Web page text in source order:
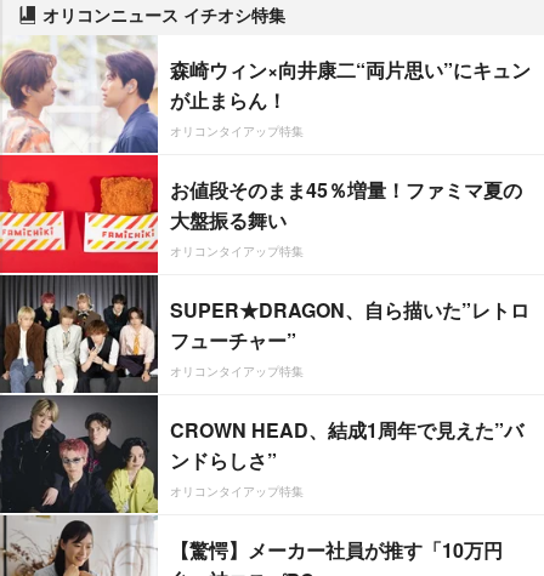
オリコンニュース イチオシ特集
森崎ウィン×向井康二“両片思い”にキュン
が止まらん！
オリコンタイアップ特集
お値段そのまま45％増量！ファミマ夏の
大盤振る舞い
オリコンタイアップ特集
SUPER★DRAGON、自ら描いた”レトロ
フューチャー”
オリコンタイアップ特集
CROWN HEAD、結成1周年で見えた”バ
ンドらしさ”
オリコンタイアップ特集
【驚愕】メーカー社員が推す「10万円